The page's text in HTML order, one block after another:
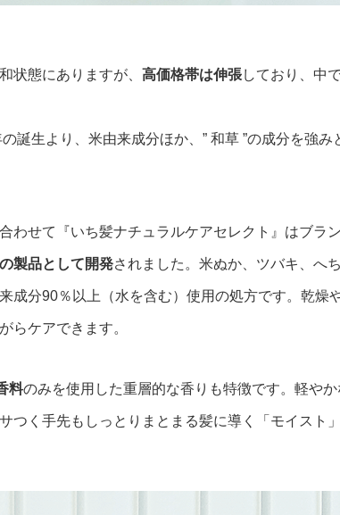
状態にありますが、 高価格帯は伸張しており、中
誕生より、米由来成分ほか、” 和草 ”の成分を強
わせて『いち髪ナチュラルケアセレクト』はブラ
製品として開発されました。米ぬか、ツバキ、
成分90％以上（水を含む）使用の処方です。乾燥
らケアできます。
料のみを使用した重層的な香りも特徴です。軽や
つく手先もしっとりまとまる髪に導く「モイスト